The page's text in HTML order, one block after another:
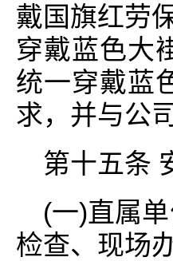
戴国旗红劳
穿戴蓝色大
统一穿戴蓝
求，并与公
第十五条
(一)直属
检查、现场